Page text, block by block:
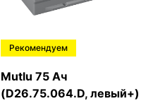
Рекомендуем
Mutlu 75 Ач
(D26.75.064.D, левый+)